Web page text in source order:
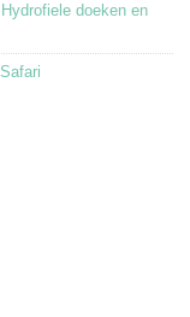
Hydrofiele doeken en
Safari